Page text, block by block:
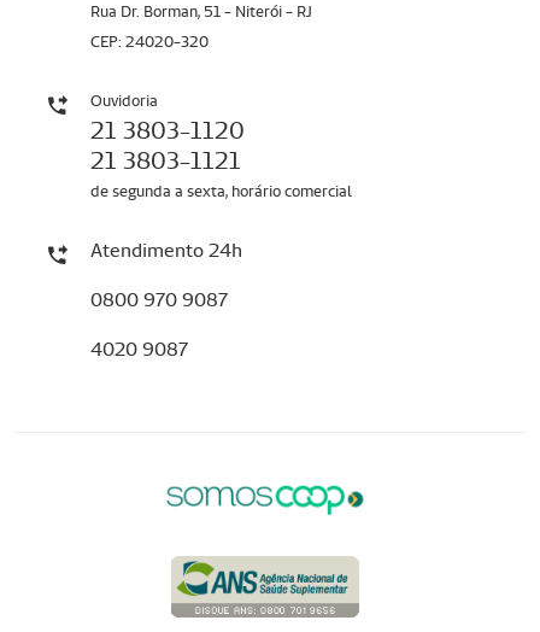
Rua Dr. Borman, 51 - Niterói - RJ
CEP: 24020-320
Ouvidoria
21 3803-1120
21 3803-1121
de segunda a sexta, horário comercial
Atendimento 24h
0800 970 9087
4020 9087